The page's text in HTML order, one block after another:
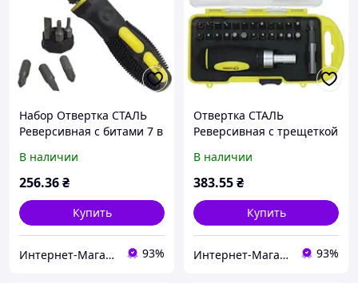
Набор Отвертка СТАЛЬ
Реверсивная с битами 7 в
В наличии
256.36₴
Купить
Интернет-Магазин "Шарм" 93%
Отвертка СТАЛЬ
Реверсивная с трещеткой
В наличии
383.55₴
Купить
Интернет-Магазин "Шарм" 93%